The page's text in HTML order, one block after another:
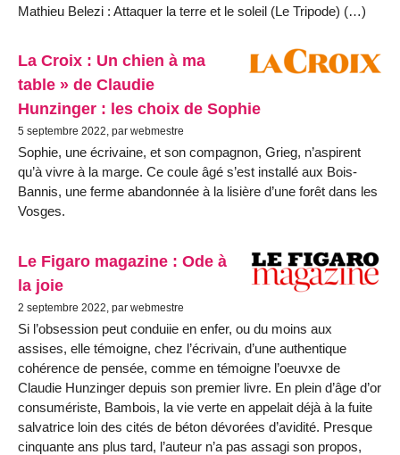
Mathieu Belezi : Attaquer la terre et le soleil (Le Tripode) (…)
La Croix : Un chien à ma
table » de Claudie
Hunzinger : les choix de Sophie
5 septembre 2022, par webmestre
Sophie, une écrivaine, et son compagnon, Grieg, n’aspirent
qu’à vivre à la marge. Ce coule âgé s’est installé aux Bois-
Bannis, une ferme abandonnée à la lisière d’une forêt dans les
Vosges.
Le Figaro magazine : Ode à
la joie
2 septembre 2022, par webmestre
Si l’obsession peut conduiie en enfer, ou du moins aux
assises, elle témoigne, chez l’écrivain, d’une authentique
cohérence de pensée, comme en témoigne l’oeuvxe de
Claudie Hunzinger depuis son premier livre. En plein d’âge d’or
consumériste, Bambois, la vie verte en appelait déjà à la fuite
salvatrice loin des cités de béton dévorées d’avidité. Presque
cinquante ans plus tard, l’auteur n’a pas assagi son propos,